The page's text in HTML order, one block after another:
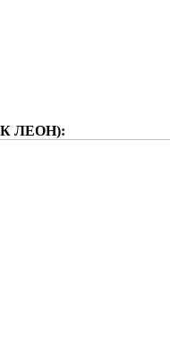
ЛЕОН):